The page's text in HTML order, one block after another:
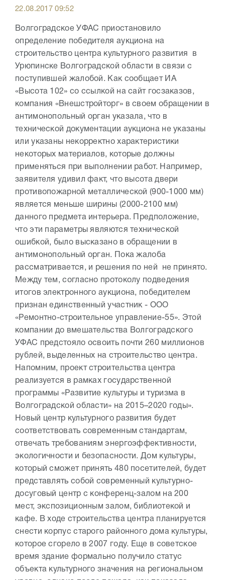
22.08.2017 09:52
Волгоградское УФАС приостановило
определение победителя аукциона на
строительство центра культурного развития в
Урюпинске Волгоградской области в связи с
поступившей жалобой. Как сообщает ИА
«Высота 102» со ссылкой на сайт госзаказов,
компания «Внешстройторг» в своем обращении в
антимонопольный орган указала, что в
технической документации аукциона не указаны
или указаны некорректно характеристики
некоторых материалов, которые должны
применяться при выполнении работ. Например,
заявителя удивил факт, что высота двери
противопожарной металлической (900-1000 мм)
является меньше ширины (2000-2100 мм)
данного предмета интерьера. Предположение,
что эти параметры являются технической
ошибкой, было высказано в обращении в
антимонопольный орган. Пока жалоба
рассматривается, и решения по ней не принято.
Между тем, согласно протоколу подведения
итогов электронного аукциона, победителем
признан единственный участник - ООО
«Ремонтно-строительное управление-55». Этой
компании до вмешательства Волгоградского
УФАС предстояло освоить почти 260 миллионов
рублей, выделенных на строительство центра.
Напомним, проект строительства центра
реализуется в рамках государственной
программы «Развитие культуры и туризма в
Волгоградской области» на 2015–2020 годы».
Новый центр культурного развития будет
соответствовать современным стандартам,
отвечать требованиям энергоэффективности,
экологичности и безопасности. Дом культуры,
который сможет принять 480 посетителей, будет
представлять собой современный культурно-
досуговый центр с конференц-залом на 200
мест, экспозиционным залом, библиотекой и
кафе. В ходе строительства центра планируется
снести корпус старого районного дома культуры,
которое сгорело в 2007 году. Еще в советское
время здание формально получило статус
объекта культурного значения на региональном